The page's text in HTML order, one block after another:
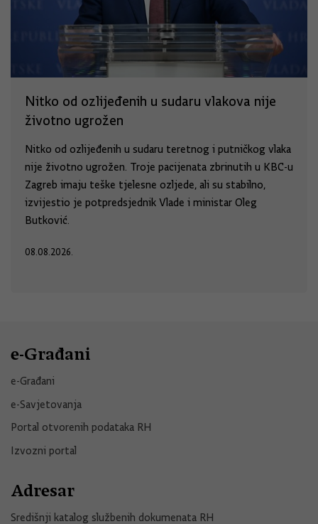
Nitko od ozlijeđenih u sudaru vlakova nije
životno ugrožen
Nitko od ozlijeđenih u sudaru teretnog i putničkog vlaka
nije životno ugrožen. Troje pacijenata zbrinutih u KBC-u
Zagreb imaju teške tjelesne ozljede, ali su stabilno,
izvijestio je potpredsjednik Vlade i ministar Oleg
Butković.
08.08.2026.
e-Građani
e-Građani
e-Savjetovanja
Portal otvorenih podataka RH
Izvozni portal
Adresar
Središnji katalog službenih dokumenata RH